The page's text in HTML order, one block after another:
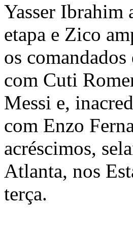
Yasser Ibrahim
etapa e Zico
os
com Cuti
Messi e,
com Enzo
acréscimos,
Atlanta, nos
terça.